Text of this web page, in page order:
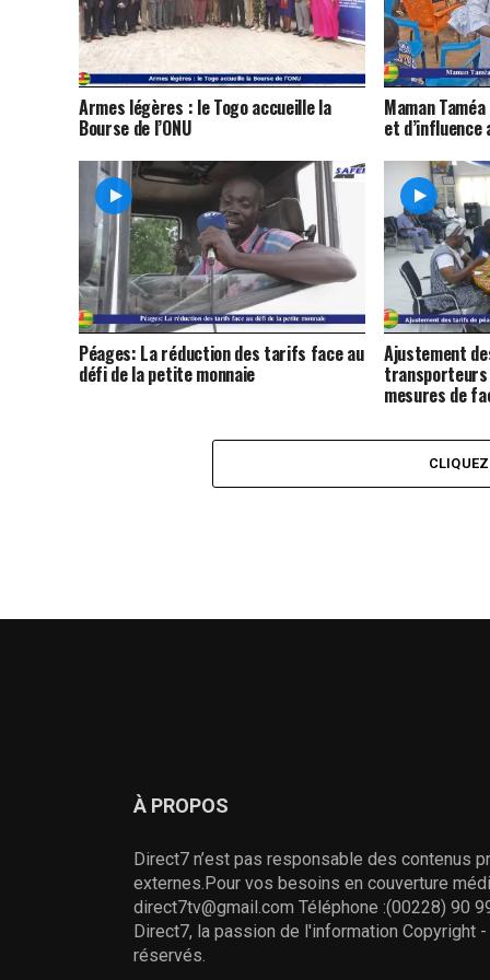
Armes légères : le Togo accueille la
Bourse de l’ONU
Maman
et d’influence
Péages: La réduction des tarifs face au
défi de la petite monnaie
Ajustement
mesures de
À PROPOS
Direct7 n’est pas responsable des contenus
externes.Pour vos besoins en couverture
direct7tv@gmail.com Téléphone :(00228) 90
Direct7, la passion de l'information Copyright
réservés.